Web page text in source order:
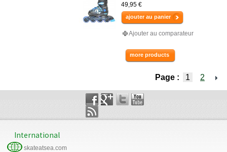
49,95 €
ajouter au panier
Ajouter au comparateur
more products
Page : 1 2
International
skateatsea.com